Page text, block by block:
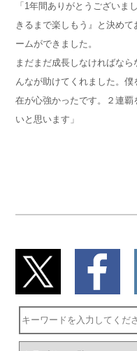
「1年間ありがとうございま
きるまで楽しもう』と決め
ームができました。
まだまだ成長しなければな
んなが助けてくれました。
在が心強かったです。２連
いと思います」